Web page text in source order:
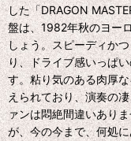
した「DRAGON
盤は、1982年秋のヨー
しょう。スピーディか
り、ドライブ感いっぱ
す。粘り気のある肉厚
えられており、演奏の
ァンは悶絶間違いあり
が、今の今まで、何処